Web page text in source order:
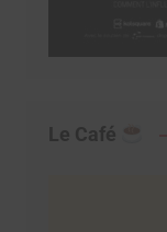
Le Café